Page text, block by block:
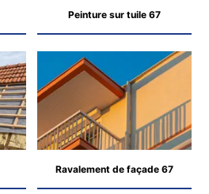
Peinture sur tuile 67
Ravalement de façade 67